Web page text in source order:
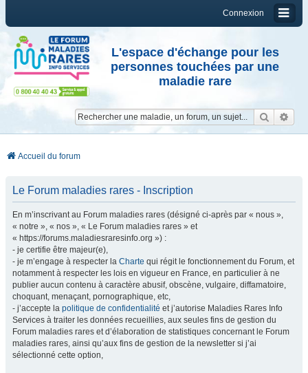
Connexion
L'espace d'échange pour les
personnes touchées par une
maladie rare
Accueil du forum
Le Forum maladies rares - Inscription
En m’inscrivant au Forum maladies rares (désigné ci-après par « nous »,
« notre », « nos », « Le Forum maladies rares » et
« https://forums.maladiesraresinfo.org ») :
- je certifie être majeur(e),
- je m’engage à respecter la Charte qui régit le fonctionnement du Forum, et
notamment à respecter les lois en vigueur en France, en particulier à ne
publier aucun contenu à caractère abusif, obscène, vulgaire, diffamatoire,
choquant, menaçant, pornographique, etc,
- j’accepte la politique de confidentialité et j’autorise Maladies Rares Info
Services à traiter les données recueillies, aux seules fins de gestion du
Forum maladies rares et d’élaboration de statistiques concernant le Forum
maladies rares, ainsi qu’aux fins de gestion de la newsletter si j’ai
sélectionné cette option,